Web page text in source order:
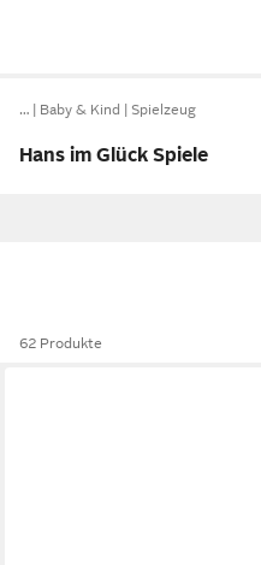
… Baby & Kind Spielzeug
Hans im Glück Spiele
62 Produkte